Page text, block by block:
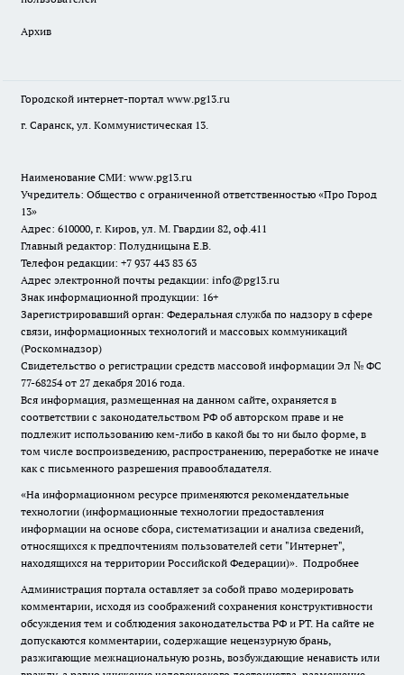
Архив
Городской интернет-портал www.pg13.ru
г. Саранск, ул. Коммунистическая 13.
Наименование СМИ: www.pg13.ru
Учредитель: Общество с ограниченной ответственностью «Про Город
13»
Адрес: 610000, г. Киров, ул. М. Гвардии 82, оф.411
Главный редактор: Полудницына Е.В.
Телефон редакции: +7 937 443 83 63
Адрес электронной почты редакции: info@pg13.ru
Знак информационной продукции: 16+
Зарегистрировавший орган: Федеральная служба по надзору в сфере
связи, информационных технологий и массовых коммуникаций
(Роскомнадзор)
Свидетельство о регистрации средств массовой информации Эл № ФС
77-68254 от 27 декабря 2016 года.
Вся информация, размещенная на данном сайте, охраняется в
соответствии с законодательством РФ об авторском праве и не
подлежит использованию кем-либо в какой бы то ни было форме, в
том числе воспроизведению, распространению, переработке не иначе
как с письменного разрешения правообладателя.
«На информационном ресурсе применяются рекомендательные
технологии (информационные технологии предоставления
информации на основе сбора, систематизации и анализа сведений,
относящихся к предпочтениям пользователей сети "Интернет",
находящихся на территории Российской Федерации)». Подробнее
Администрация портала оставляет за собой право модерировать
комментарии, исходя из соображений сохранения конструктивности
обсуждения тем и соблюдения законодательства РФ и РТ. На сайте не
допускаются комментарии, содержащие нецензурную брань,
разжигающие межнациональную рознь, возбуждающие ненависть или